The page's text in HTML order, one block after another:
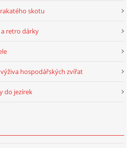
KONTAKTY A ZAJÍMAVÉ
A DĚDŮ
skotu
a retro dárky
hospodářských zvířat
do jezírek